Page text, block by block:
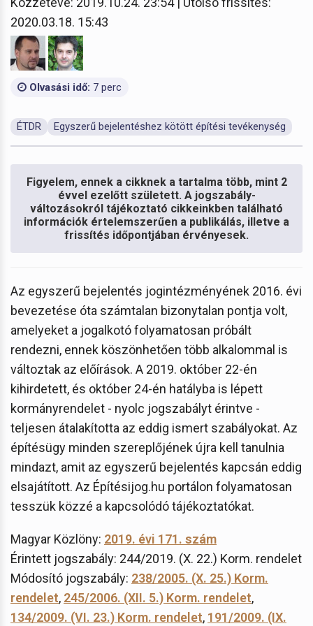
2020.03.18. 15:43
Olvasási idő: 7 perc
ÉTDR Egyszerű bejelentéshez kötött építési tevékenység
Figyelem, ennek a cikknek a tartalma több, mint 2
évvel ezelőtt született. A jogszabály-
változásokról tájékoztató cikkeinkben található
információk értelemszerűen a publikálás, illetve a
frissítés időpontjában érvényesek.
Az egyszerű bejelentés jogintézményének 2016. évi
bevezetése óta számtalan bizonytalan pontja volt,
amelyeket a jogalkotó folyamatosan próbált
rendezni, ennek köszönhetően több alkalommal is
változtak az előírások. A 2019. október 22-én
kihirdetett, és október 24-én hatályba is lépett
kormányrendelet - nyolc jogszabályt érintve -
teljesen átalakította az eddig ismert szabályokat. Az
építésügy minden szereplőjének újra kell tanulnia
mindazt, amit az egyszerű bejelentés kapcsán eddig
elsajátított. Az Építésijog.hu portálon folyamatosan
tesszük közzé a kapcsolódó tájékoztatókat.
Magyar Közlöny: 2019. évi 171. szám
Érintett jogszabály: 244/2019. (X. 22.) Korm. rendelet
Módosító jogszabály: 238/2005. (X. 25.) Korm.
rendelet, 245/2006. (XII. 5.) Korm. rendelet,
134/2009. (VI. 23.) Korm. rendelet, 191/2009. (IX.